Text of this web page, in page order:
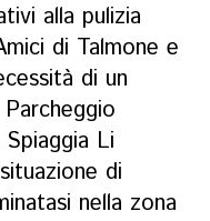
alla pulizia
di Talmone e
di un
Li
di
nella zona